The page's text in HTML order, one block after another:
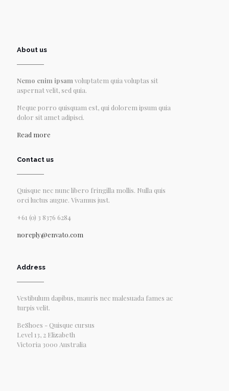
About us
Nemo enim ipsam voluptatem quia voluptas sit
aspernat velit, sed quia.
Neque porro quisquam est, qui dolorem ipsum quia
dolor sit amet adipisci.
Read more
Contact us
Quisque nec nunc libero fringilla mollis. Nulla quis
orci luctus augue. Vivamus just.
+61 (0) 3 8376 6284
noreply@envato.com
Address
Vestibulum dapibus, mauris nec malesuada fames ac
turpis velit.
BeShoes - Quisque cursus
Level 13, 2 Elizabeth
Victoria 3000 Australia